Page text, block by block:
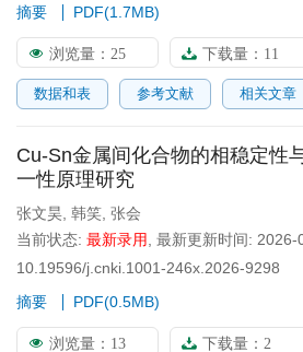
摘要
PDF(1.7MB)
浏览量： 25 下载量： 11
数据和表 参考文献 相关文章
Cu-Sn金属间化合物的相稳定性
一性原理研究
张文昊 韩笑 张会
当前状态: 最新录用 最新更新时间: 2026-
10.19596/j.cnki.1001-246x.2026-9298
摘要
PDF(0.5MB)
浏览量： 13 下载量： 2